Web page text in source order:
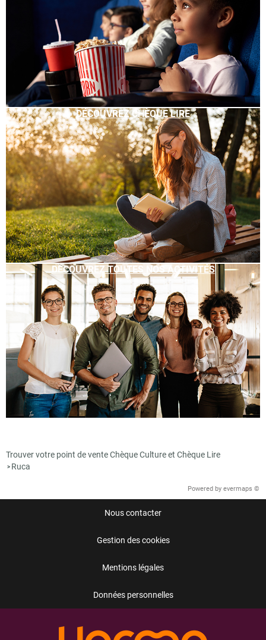
DÉCOUVREZ CHÈQUE LIRE
DÉCOUVREZ TOUTES NOS ACTIVITÉS
Trouver votre point de vente Chèque Culture et Chèque Lire
> Ruca
Powered by evermaps ©
Nous contacter
Gestion des cookies
Mentions légales
Données personnelles